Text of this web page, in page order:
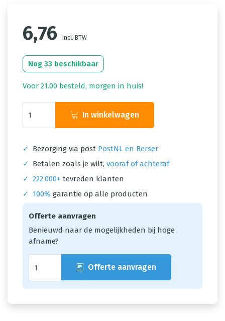
6,76 incl. BTW
Nog 33 beschikbaar
Voor 21.00 besteld, morgen in huis!
In winkelwagen
✓ Bezorging via post PostNL en Berser
✓
Betalen zoals je wilt, vooraf of achteraf
✓ 222.000+ tevreden klanten
✓
100% garantie op alle producten
Offerte aanvragen
Benieuwd naar de mogelijkheden bij hoge
afname?
Offerte aanvragen